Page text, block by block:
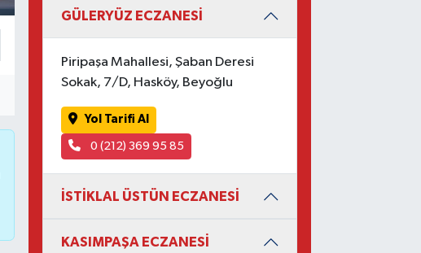
GÜLERYÜZ ECZANESİ
Piripaşa Mahallesi, Şaban Deresi
Sokak, 7/D, Hasköy, Beyoğlu
Yol Tarifi Al
0 (212) 369 95 85
İSTİKLAL ÜSTÜN ECZANESİ
KASIMPAŞA ECZANESİ